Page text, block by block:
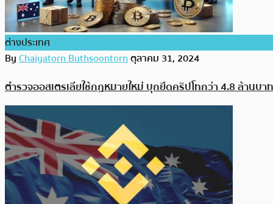
ต่างประเทศ
ByChaiyatorn Buthsoontornตุลาคม 31, 2024
ตำรวจออสเตรเลียใช้กฎหมายใหม่ บุกยึดคริปโทกว่า 4.8 ล้านบ